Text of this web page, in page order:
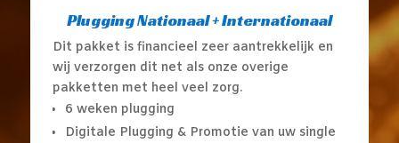
Plugging Nationaal + Internationaal
Dit pakket is financieel zeer aantrekkelijk en
wij verzorgen dit net als onze overige
pakketten met heel veel zorg.
6 weken plugging
Digitale Plugging & Promotie van uw single